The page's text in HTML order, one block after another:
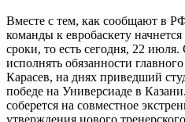
Вместе с тем, как сообщают в
команды к евробаскету
сроки, то есть сегодня, 22 июля.
исполнять обязанности
Карасев, на днях приведший
победе на Универсиаде в
соберется на совместное
утверждения нового